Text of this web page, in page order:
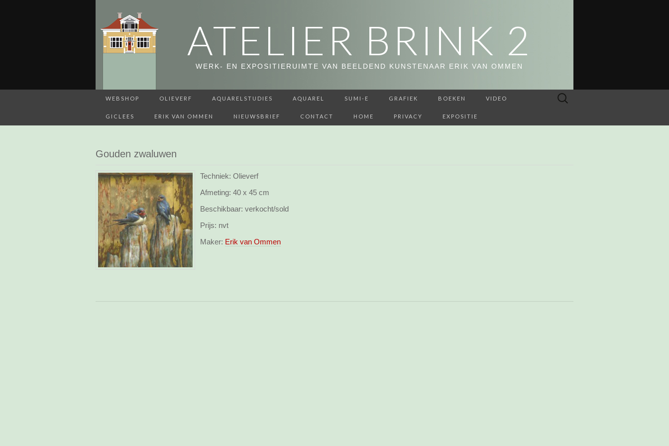
ATELIER BRINK 2
WERK- EN EXPOSITIERUIMTE VAN BEELDEND KUNSTENAAR ERIK VAN OMMEN
WEBSHOP OLIEVERF AQUARELSTUDIES AQUAREL SUMI-E GRAFIEK BOEKEN VIDEO
GICLEES ERIK VAN OMMEN NIEUWSBRIEF CONTACT HOME PRIVACY EXPOSITIE
Zoeken
Gouden zwaluwen
Techniek: Olieverf
Afmeting: 40 x 45 cm
Beschikbaar: verkocht/sold
Prijs: nvt
Maker: Erik van Ommen